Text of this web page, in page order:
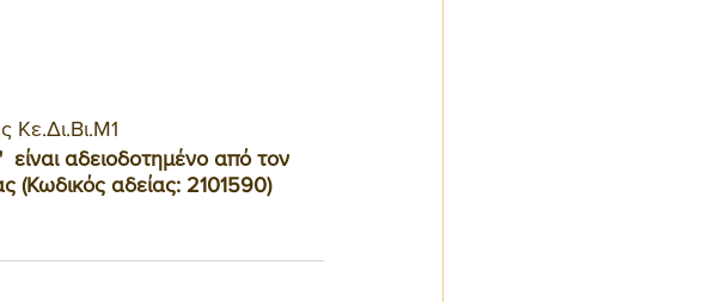
Κε.Δι.Βι.Μ1
αδειοδοτημένο από τον
(Κωδικός αδείας: 2101590)